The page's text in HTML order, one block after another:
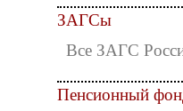
ЗАГСы
Все ЗАГС
Пенсионный